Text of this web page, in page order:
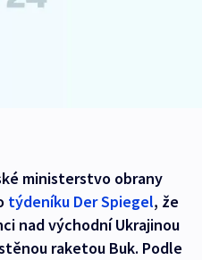
ministerstvo obrany
týdeníku Der Spiegel, že
nad východní Ukrajinou
raketou Buk. Podle